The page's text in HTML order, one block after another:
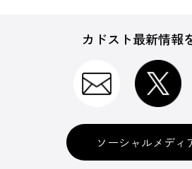
カドスト最新情報
ソーシャルメディ